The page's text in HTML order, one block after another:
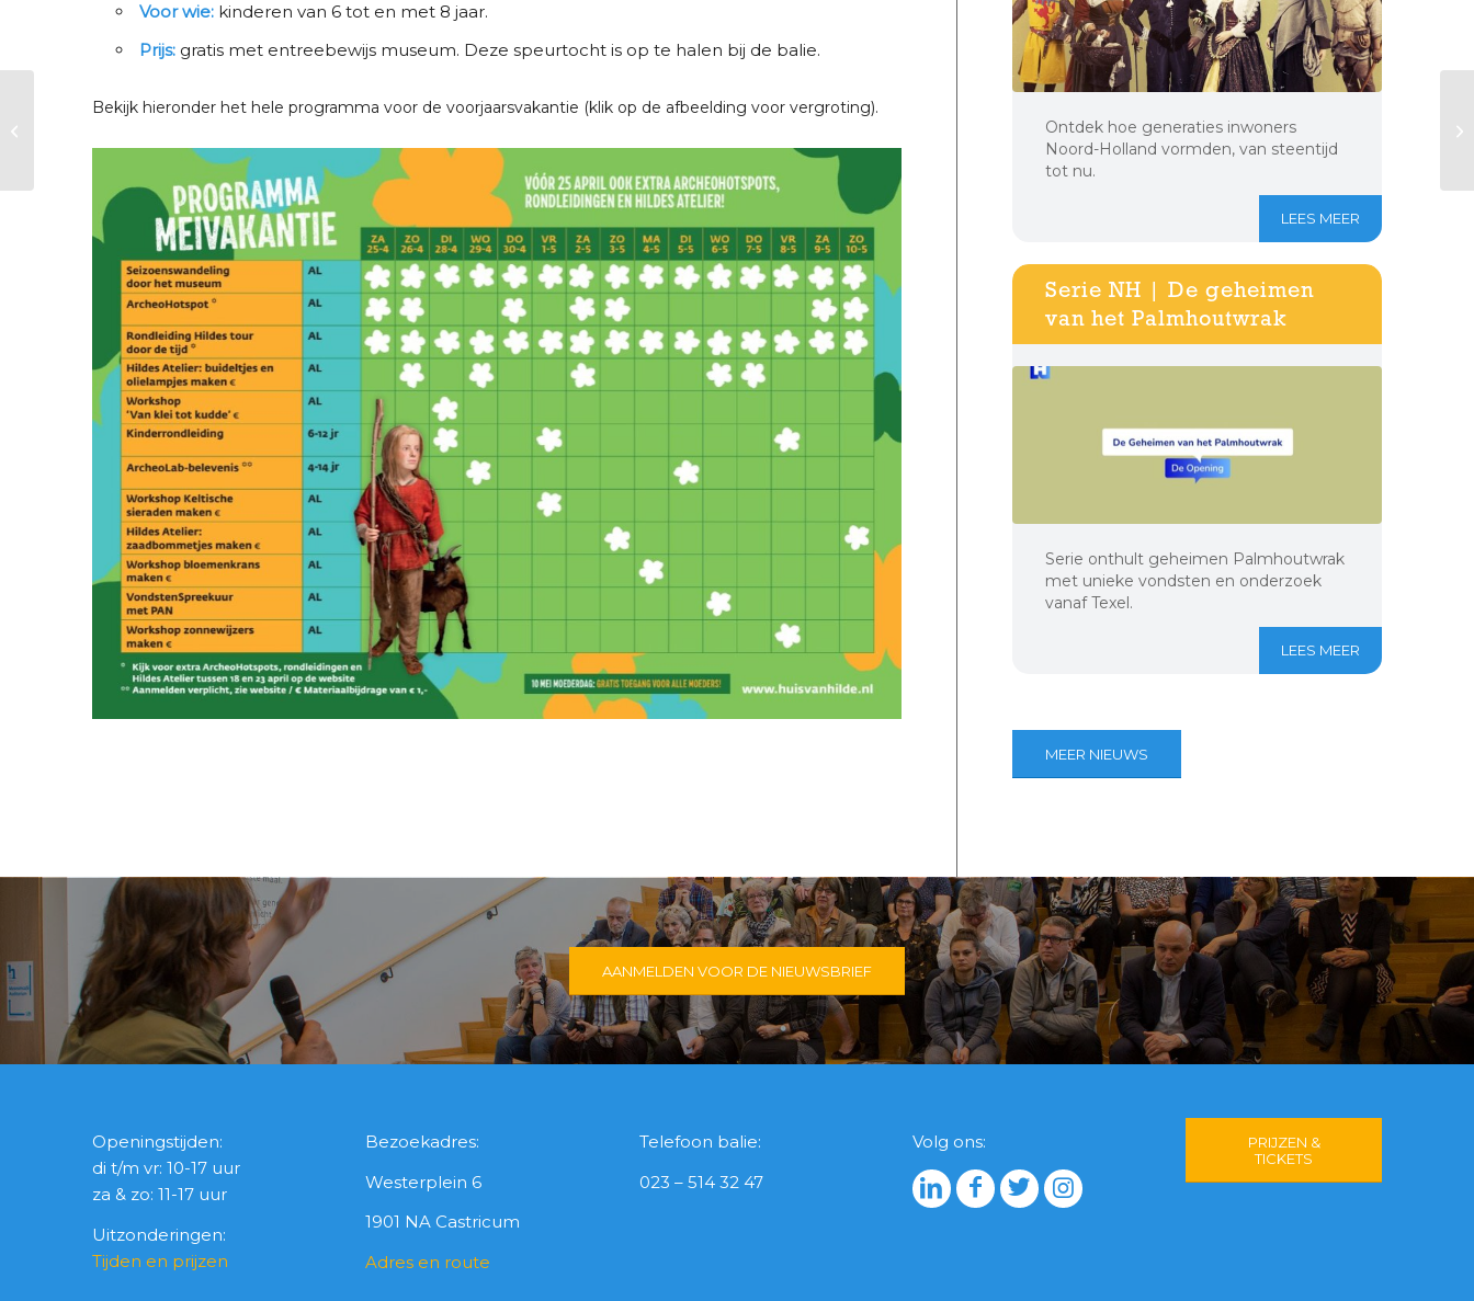
Voor wie:kinderen van 6 tot en met 8 jaar.
Prijs:gratis met entreebewijs museum. Deze speurtocht is op te halen bij de balie.
Bekijk hieronder het hele programma voor de voorjaarsvakantie (klik op de afbeelding voor vergroting).
Ontdek hoe generaties inwoners
Noord-Holland vormden, van steentijd
tot nu.
LEES MEER
Serie NH | De geheimen
van het Palmhoutwrak
Serie onthult geheimen Palmhoutwrak
met unieke vondsten en onderzoek
vanaf Texel.
LEES MEER
MEER NIEUWS
AANMELDEN VOOR DE NIEUWSBRIEF
Openingstijden:
di t/m vr: 10-17 uur
za & zo: 11-17 uur
Uitzonderingen:
Tijden en prijzen
Bezoekadres:
Westerplein 6
1901 NA Castricum
Adres en route
Telefoon balie:
023 – 514 32 47
Volg ons:
PRIJZEN &
TICKETS
Meivakantie | Hildes